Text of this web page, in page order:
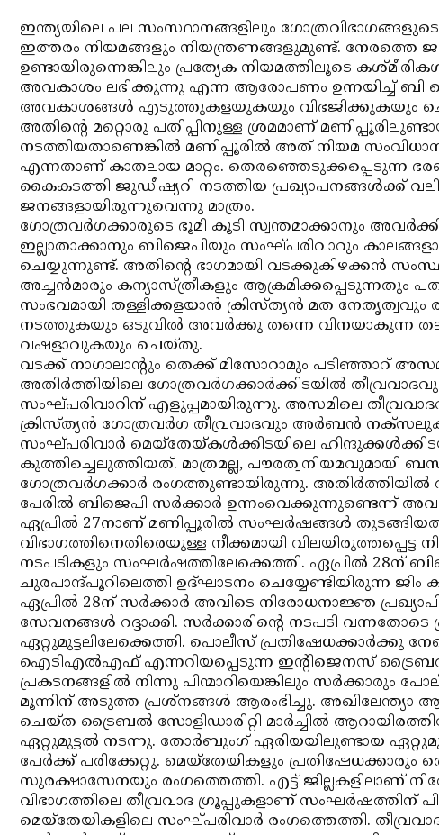
ഇന്ത്യയിലെ പല സംസ്ഥാനങ്ങളിലും
ഇത്തരം നിയമങ്ങളും നിയന്ത്രണങ്ങളുമുണ്ട്. നേരത്തെ
ഉണ്ടായിരുന്നെങ്കിലും പ്രത്യേക നിയമത്തിലൂടെ
അവകാശം ലഭിക്കുന്നു എന്ന ആരോപണം ഉന്നയിച്ച് ബി
അവകാശങ്ങള്‍ എടുത്തുകളയുകയും വിഭജിക്കുകയും
അതിന്റെ മറ്റൊരു പതിപ്പിനുള്ള ശ്രമമാണ്
നടത്തിയതാണെങ്കില്‍ മണിപ്പൂരില്‍ അത് നിയമ
എന്നതാണ് കാതലായ മാറ്റം. തെരഞ്ഞെടുക്കപ്പെടുന്ന
കൈകടത്തി ജുഡീഷ്യറി നടത്തിയ പ്രഖ്യാപനങ്ങള്‍ക്ക്
ജനങ്ങളായിരുന്നുവെന്നു മാത്രം.
ഗോത്രവര്‍ഗക്കാരുടെ ഭൂമി കൂടി സ്വന്തമാക്കാനും
ഇല്ലാതാക്കാനും ബിജെപിയും സംഘ്പരിവാറും
ചെയ്യുന്നുണ്ട്. അതിന്റെ ഭാഗമായി വടക്കുകിഴക്കന്‍
അച്ചന്‍മാരും കന്യാസ്ത്രീകളും ആക്രമിക്കപ്പെടുന്നതും
സംഭവമായി തള്ളിക്കളയാന്‍ ക്രിസ്ത്യന്‍ മത നേതൃത്വവും
നടത്തുകയും ഒടുവില്‍ അവര്‍ക്കു തന്നെ വിനയാകുന്ന
വഷളാവുകയും ചെയ്തു.
വടക്ക് നാഗാലാന്റും തെക്ക് മിസോറാമും പടിഞ്ഞാറ്
അതിര്‍ത്തിയിലെ ഗോത്രവര്‍ഗക്കാര്‍ക്കിടയില്‍
സംഘ്പരിവാറിന് എളുപ്പമായിരുന്നു. അസമിലെ
ക്രിസ്ത്യന്‍ ഗോത്രവര്‍ഗ തീവ്രവാദവും അര്‍ബന്‍
സംഘ്പരിവാര്‍ മെയ്‌തേയ്കള്‍ക്കിടയിലെ
കുത്തിച്ചെലുത്തിയത്. മാത്രമല്ല, പൗരത്വനിയമവുമായി
ഗോത്രവര്‍ഗക്കാര്‍ രംഗത്തുണ്ടായിരുന്നു. അതിര്‍ത്തിയില്‍
പേരില്‍ ബിജെപി സര്‍ക്കാര്‍ ഉന്നംവെക്കുന്നുണ്ടെന്ന്
ഏപ്രില്‍ 27നാണ് മണിപ്പൂരില്‍ സംഘര്‍ഷങ്ങള്‍
വിഭാഗത്തിനെതിരെയുള്ള നീക്കമായി
നടപടികളും സംഘര്‍ഷത്തിലേക്കെത്തി. ഏപ്രില്‍ 28ന്
ചുരപാന്ദ്പൂറിലെത്തി ഉദ്ഘാടനം ചെയ്യേണ്ടിയിരുന്ന
ഏപ്രില്‍ 28ന് സര്‍ക്കാര്‍ അവിടെ നിരോധനാജ്ഞ
സേവനങ്ങള്‍ റദ്ദാക്കി. സര്‍ക്കാരിന്റെ നടപടി
ഏറ്റുമുട്ടലിലേക്കെത്തി. പൊലീസ് പ്രതിഷേധക്കാര്‍ക്കു
ഐടിഎല്‍എഫ് എന്നറിയപ്പെടുന്ന ഇന്റിജെനസ്
പ്രകടനങ്ങളില്‍ നിന്നു പിന്മാറിയെങ്കിലും
മൂന്നിന് അടുത്ത പ്രശ്‌നങ്ങള്‍ ആരംഭിച്ചു. അഖിലേന്ത്യാ
ചെയ്ത ട്രൈബല്‍ സോളിഡാരിറ്റി മാര്‍ച്ചില്‍
ഏറ്റുമുട്ടല്‍ നടന്നു. തോര്‍ബുംഗ് ഏരിയയിലുണ്ടായ
പേര്‍ക്ക് പരിക്കേറ്റു. മെയ്‌തേയികളും
സുരക്ഷാസേനയും രംഗത്തെത്തി. എട്ട് ജില്ലകളിലാണ്
വിഭാഗത്തിലെ തീവ്രവാദ ഗ്രൂപ്പുകളാണ് സംഘര്‍ഷത്തിന്
മെയ്‌തേയികളിലെ സംഘ്പരിവാര്‍ രംഗത്തെത്തി.